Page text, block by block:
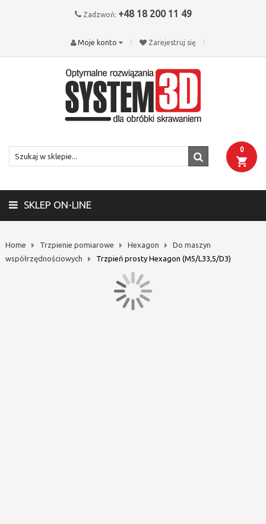
Zadzwoń: +48 18 200 11 49
Zarejestruj się
Moje konto
0
SKLEP ON-LINE
Home Trzpienie pomiarowe Hexagon
Do maszyn
współrzędnościowych
Trzpień prosty Hexagon (M5/L33,5/D3)